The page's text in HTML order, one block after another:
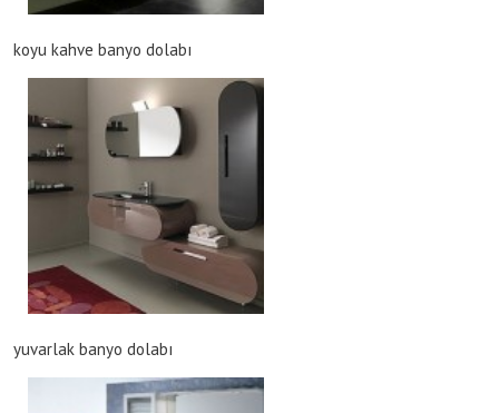
koyu kahve banyo dolabı
yuvarlak banyo dolabı